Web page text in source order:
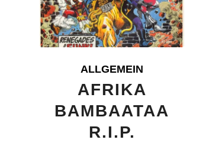
ALLGEMEIN
AFRIKA
BAMBAATAA
R.I.P.